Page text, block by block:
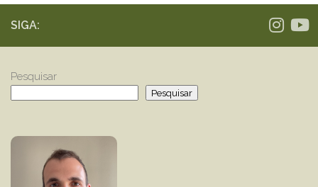
SIGA:
Pesquisar
Pesquisar